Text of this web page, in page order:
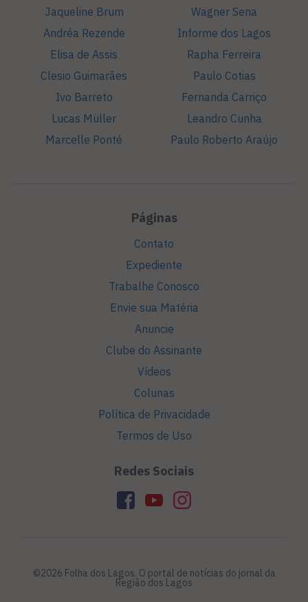
Jaqueline Brum
Andréa Rezende
Elisa de Assis
Clesio Guimarães
Ivo Barreto
Lucas Müller
Marcelle Ponté
Wagner Sena
Informe dos Lagos
Rapha Ferreira
Paulo Cotias
Fernanda Carriço
Leandro Cunha
Paulo Roberto Araújo
Páginas
Contato
Expediente
Trabalhe Conosco
Envie sua Matéria
Anuncie
Clube do Assinante
Vídeos
Colunas
Política de Privacidade
Termos de Uso
Redes Sociais
©2026 Folha dos Lagos. O portal de notícias do jornal da
Região dos Lagos